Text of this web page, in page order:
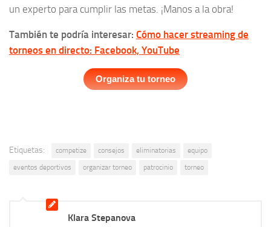
un experto para cumplir las metas. ¡Manos a la obra!
También te podría interesar: Cómo hacer streaming de
torneos en directo: Facebook, YouTube
Organiza tu torneo
Etiquetas: competize consejos eliminatorias
equipo
eventos deportivos
organizar torneo patrocinio torneo
Klara Stepanova